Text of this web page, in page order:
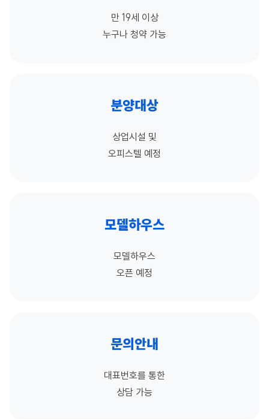
만 19세 이상
누구나 청약 가능
분양대상
상업시설 및
오피스텔 예정
모델하우스
모델하우스
오픈 예정
문의안내
대표번호를 통한
상담 가능